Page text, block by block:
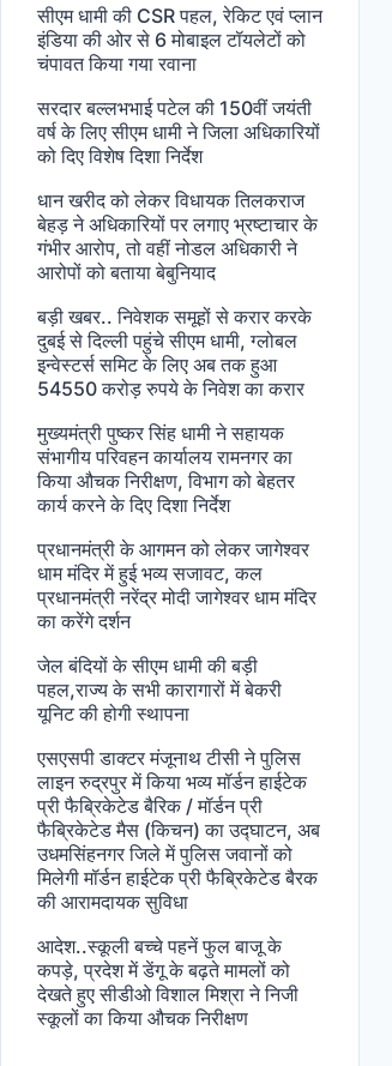
सीएम धामी की CSR पहल, रेकिट एवं प्लान
इंडिया की ओर से 6 मोबाइल टॉयलेटों को
चंपावत किया गया रवाना
सरदार बल्लभभाई पटेल की 150वीं जयंती
वर्ष के लिए सीएम धामी ने जिला अधिकारियों
को दिए विशेष दिशा निर्देश
धान खरीद को लेकर विधायक तिलकराज
बेहड़ ने अधिकारियों पर लगाए भ्रष्टाचार के
गंभीर आरोप, तो वहीं नोडल अधिकारी ने
आरोपों को बताया बेबुनियाद
बड़ी खबर.. निवेशक समूहों से करार करके
दुबई से दिल्ली पहुंचे सीएम धामी, ग्लोबल
इन्वेस्टर्स समिट के लिए अब तक हुआ
54550 करोड़ रुपये के निवेश का करार
मुख्यमंत्री पुष्कर सिंह धामी ने सहायक
संभागीय परिवहन कार्यालय रामनगर का
किया औचक निरीक्षण, विभाग को बेहतर
कार्य करने के दिए दिशा निर्देश
प्रधानमंत्री के आगमन को लेकर जागेश्वर
धाम मंदिर में हुई भव्य सजावट, कल
प्रधानमंत्री नरेंद्र मोदी जागेश्वर धाम मंदिर
का करेंगे दर्शन
जेल बंदियों के सीएम धामी की बड़ी
पहल,राज्य के सभी कारागारों में बेकरी
यूनिट की होगी स्थापना
एसएसपी डाक्टर मंजूनाथ टीसी ने पुलिस
लाइन रुद्रपुर में किया भव्य मॉर्डन हाईटेक
प्री फैब्रिकेटेड बैरिक / मॉर्डन प्री
फैब्रिकेटेड मैस (किचन) का उद्घाटन, अब
उधमसिंहनगर जिले में पुलिस जवानों को
मिलेगी मॉर्डन हाईटेक प्री फैब्रिकेटेड बैरक
की आरामदायक सुविधा
आदेश..स्कूली बच्चे पहनें फुल बाजू के
कपड़े, प्रदेश में डेंगू के बढ़ते मामलों को
देखते हुए सीडीओ विशाल मिश्रा ने निजी
स्कूलों का किया औचक निरीक्षण